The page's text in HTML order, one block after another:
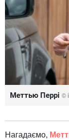
Меттью Перрі ©
Нагадаємо,